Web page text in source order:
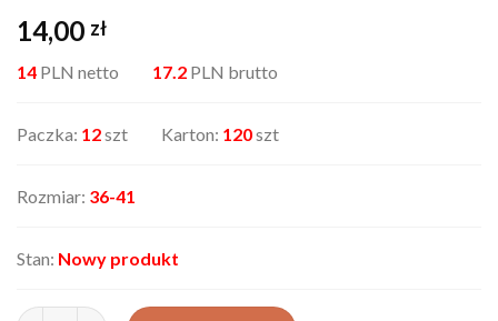
14,00 zł
14 PLN netto 17.2 PLN brutto
Paczka: 12szt Karton: 120szt
Rozmiar: 36-41
Stan: Nowy produkt